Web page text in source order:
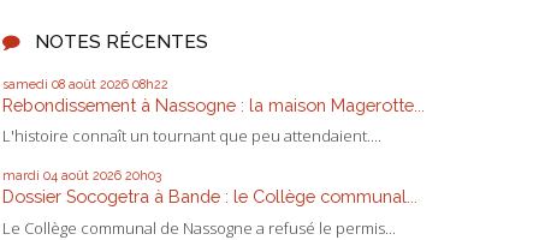
NOTES RÉCENTES
samedi 08 août 2026 08h22
Rebondissement à Nassogne : la maison Magerotte...
L'histoire connaît un tournant que peu attendaient....
mardi 04 août 2026 20h03
Dossier Socogetra à Bande : le Collège communal...
Le Collège communal de Nassogne a refusé le permis...